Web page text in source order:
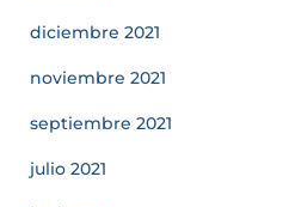
diciembre 2021
noviembre 2021
septiembre 2021
julio 2021